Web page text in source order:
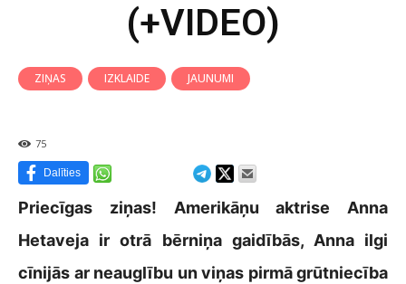
(+VIDEO)
ZIŅAS IZKLAIDE JAUNUMI
75
Dalīties
Priecīgas ziņas! Amerikāņu aktrise Anna
Hetaveja ir otrā bērniņa gaidībās, Anna ilgi
cīnijās ar neauglību un viņas pirmā grūtniecība